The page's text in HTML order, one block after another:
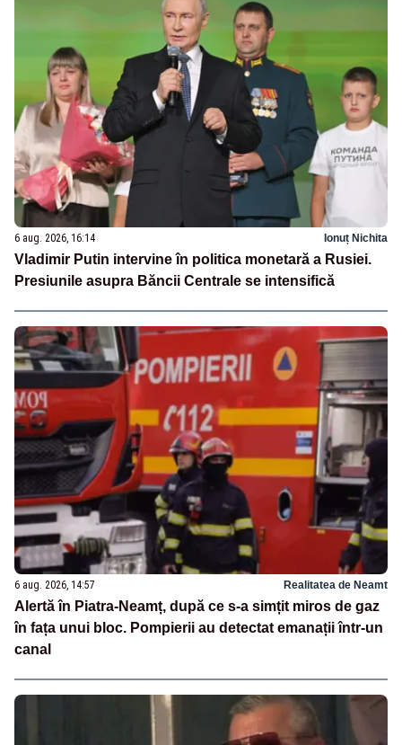
6 aug. 2026, 16:14 Ionuț Nichita
Vladimir Putin intervine în politica monetară a Rusiei.
Presiunile asupra Băncii Centrale se intensifică
6 aug. 2026, 14:57 Realitatea de Neamt
Alertă în Piatra-Neamț, după ce s-a simțit miros de gaz
în fața unui bloc. Pompierii au detectat emanații într-un
canal